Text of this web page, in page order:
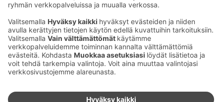
Muuta evästeasetuksia